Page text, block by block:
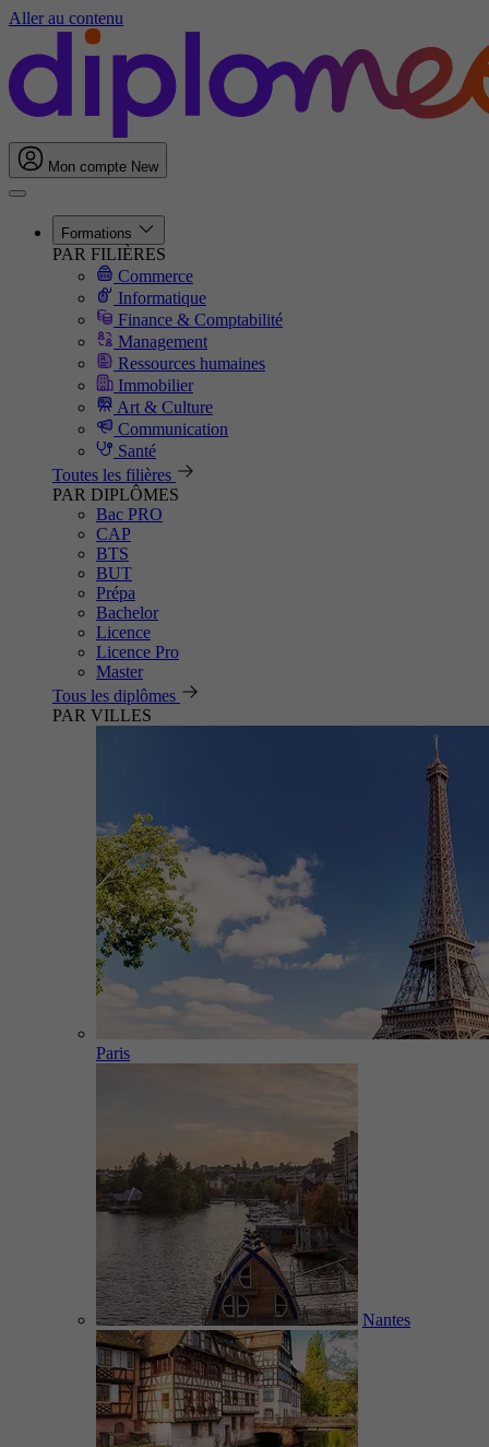
Aller au contenu
Mon compte New
Formations
PAR FILIÈRES
Commerce
Informatique
Finance & Comptabilité
Management
Ressources humaines
Immobilier
Art & Culture
Communication
Santé
Toutes les filières
PAR DIPLÔMES
Bac PRO
CAP
BTS
BUT
Prépa
Bachelor
Licence
Licence Pro
Master
Tous les diplômes
PAR VILLES
Paris
Nantes